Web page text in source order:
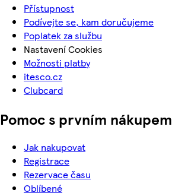
Přístupnost
Podívejte se, kam doručujeme
Poplatek za službu
Nastavení Cookies
Možnosti platby
itesco.cz
Clubcard
Pomoc s prvním nákupem
Jak nakupovat
Registrace
Rezervace času
Oblíbené